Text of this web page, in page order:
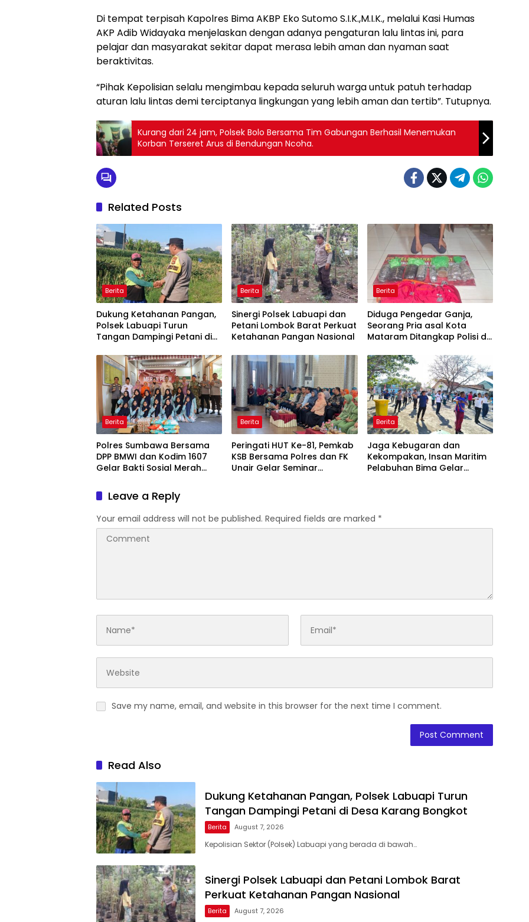
Di tempat terpisah Kapolres Bima AKBP Eko Sutomo S.I.K.,M.I.K., melalui Kasi Humas
AKP Adib Widayaka menjelaskan dengan adanya pengaturan lalu lintas ini, para
pelajar dan masyarakat sekitar dapat merasa lebih aman dan nyaman saat
beraktivitas.
“Pihak Kepolisian selalu mengimbau kepada seluruh warga untuk patuh terhadap
aturan lalu lintas demi terciptanya lingkungan yang lebih aman dan tertib”. Tutupnya.
Kurang dari 24 jam, Polsek Bolo Bersama Tim Gabungan Berhasil Menemukan
Korban Terseret Arus di Bendungan Ncoha.
Related Posts
Berita
Dukung Ketahanan Pangan,
Polsek Labuapi Turun
Tangan Dampingi Petani di
Berita
Sinergi Polsek Labuapi dan
Petani Lombok Barat Perkuat
Ketahanan Pangan Nasional
Berita
Diduga Pengedar Ganja,
Seorang Pria asal Kota
Mataram Ditangkap Polisi di
Berita
Polres Sumbawa Bersama
DPP BMWI dan Kodim 1607
Gelar Bakti Sosial Merah
Hidayatullah
Berita
Peringati HUT Ke-81, Pemkab
KSB Bersama Polres dan FK
Unair Gelar Seminar
Berita
Jaga Kebugaran dan
Kekompakan, Insan Maritim
Pelabuhan Bima Gelar
Leave a Reply
Your email address will not be published. Required fields are marked *
Save my name, email, and website in this browser for the next time I comment.
Read Also
Dukung Ketahanan Pangan, Polsek Labuapi Turun
Tangan Dampingi Petani di Desa Karang Bongkot
Berita August 7, 2026
Kepolisian Sektor (Polsek) Labuapi yang berada di bawah…
Sinergi Polsek Labuapi dan Petani Lombok Barat
Perkuat Ketahanan Pangan Nasional
Berita August 7, 2026